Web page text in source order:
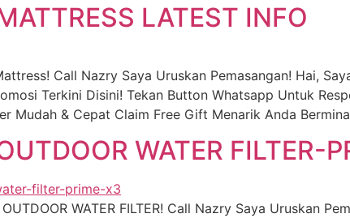
LATEST INFO
Call Nazry Saya Uruskan Pemasangan! Hai,
Terkini Disini! Tekan Button Whatsapp Untuk
Mudah & Cepat Claim Free Gift Menarik Anda
WATER FILTER-
WATER FILTER! Call Nazry Saya Uruskan